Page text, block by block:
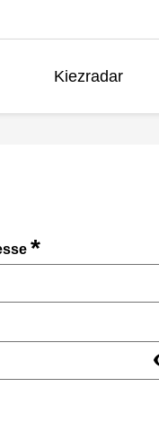
Kiezradar
*